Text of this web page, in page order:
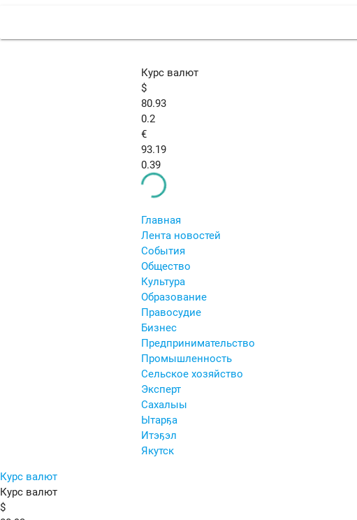
Курс валют
$
80.93
0.2
€
93.19
0.39
Главная
Лента новостей
События
Общество
Культура
Образование
Правосудие
Бизнес
Предпринимательство
Промышленность
Сельское хозяйство
Эксперт
Сахалыы
Ытарҕа
Итэҕэл
Якутск
Курс валют
Курс валют
$